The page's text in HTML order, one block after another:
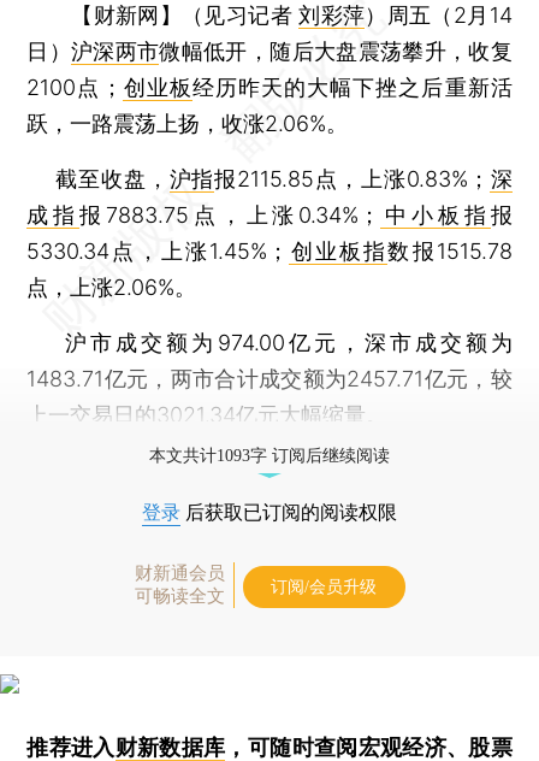
【财新网】（见习记者刘彩萍）
周五（2月14
日）沪深两市微幅低开，随后大盘震荡攀升，收复
2100点； 创业板经历昨天的大幅下挫之后重新活
跃，一路震荡上扬，收涨2.06%。
截至收盘， 沪指报2115.85点，上涨0.83%； 深
成指报7883.75点，上涨0.34%； 中小板指 报
5330.34点，上涨1.45%； 创业板指数报1515.78
点，上涨2.06%。
沪市成交额为974.00亿元，深市成交额为
1483.71亿元，两市合计成交额为2457.71亿元，较
上一交易日的3021.34亿元大幅缩量。
本文共计1093字 订阅后继续阅读
登录 后获取已订阅的阅读权限
财新通会员
可畅读全文
订阅/会员升级
推荐进入财新数据库 ，可随时查阅宏观经济、股票